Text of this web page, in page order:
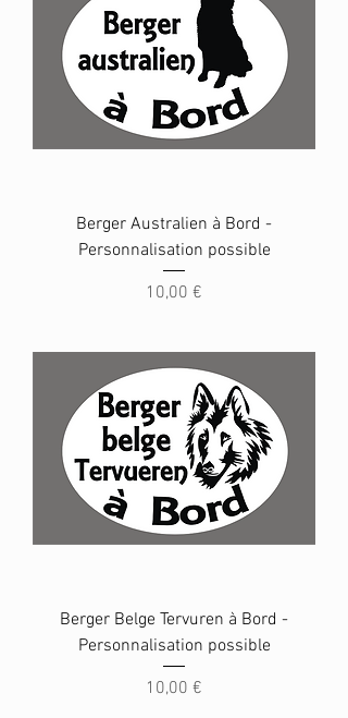
Berger Australien à Bord -
Personnalisation possible
Prix
10,00 €
Berger Belge Tervuren à Bord -
Personnalisation possible
Prix
10,00 €